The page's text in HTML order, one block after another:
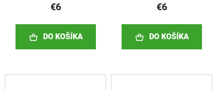
€6
DO KOŠÍKA
€6
DO KOŠÍKA